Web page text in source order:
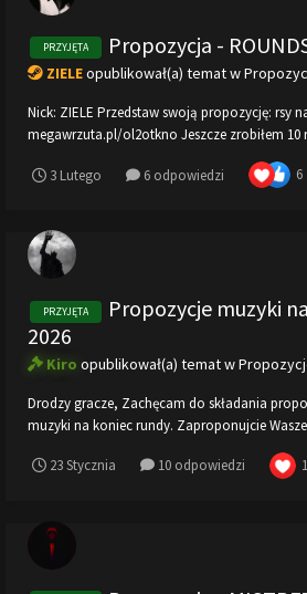
PRZYJĘTA Propozycja -
ZIELEopublikował(a) temat w
Nick: ZIELE Przedstaw swoją propozycję: rsy
megawrzuta.pl/ol2otkno Jeszcze zrobiłem 10
zrobione Link: megawrzuta.pl/6kit455t...
3 Lutego 6 odpowiedzi 6
PRZYJĘTA
Propozycje muzyki
2026
Kiro opublikował(a) temat w
Drodzy gracze, Zachęcam do składania
muzyki na koniec rundy. Zaproponujcie
odpowiedzi, aby poprawnie dodać wybraną
23 Stycznia 10 odpowiedzi 1